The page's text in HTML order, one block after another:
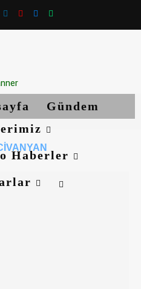
Gündem
Haberler